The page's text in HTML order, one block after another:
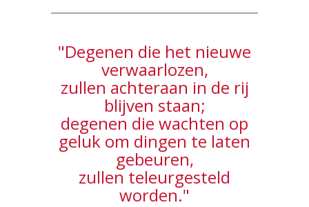
"Degenen die het nieuwe
verwaarlozen,
zullen achteraan in de rij
blijven staan;
degenen die wachten op
geluk om dingen te laten
gebeuren,
zullen teleurgesteld
worden."